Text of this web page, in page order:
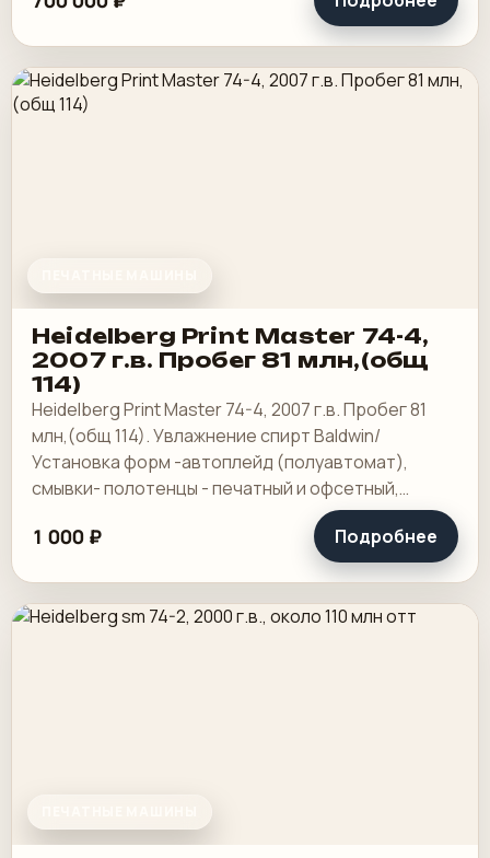
Heidelberg Print Master 74-4,
2007 г.в. Пробег 81 млн,(общ
114)
Heidelberg Print Master 74-4, 2007 г.в. Пробег 81
млн,(общ 114). Увлажнение спирт Baldwin/
Установка форм -автоплейд (полуавтомат),
смывки- полотенцы - печатный и офсетный,
выносной пульт ClassicCenter -PM74 - краски и.
1 000 ₽ Подробнее